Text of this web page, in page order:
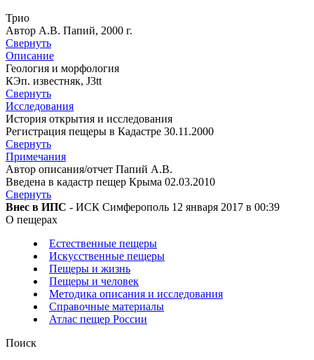
Трио
Автор А.В. Папий, 2000 г.
Свернуть
Описание
Геология и морфология
КЭп. известняк, J3tt
Свернуть
Исследования
История открытия и исследования
Регистрация пещеры в Кадастре 30.11.2000
Свернуть
Примечания
Автор описания/отчет Папий А.В.
Введена в кадастр пещер Крыма 02.03.2010
Свернуть
Внес в ИПС - ИСК Симферополь 12 января 2017 в 00:39
О пещерах
Естественные пещеры
Искусственные пещеры
Пещеры и жизнь
Пещеры и человек
Методика описания и исследования
Справочные материалы
Атлас пещер России
Поиск